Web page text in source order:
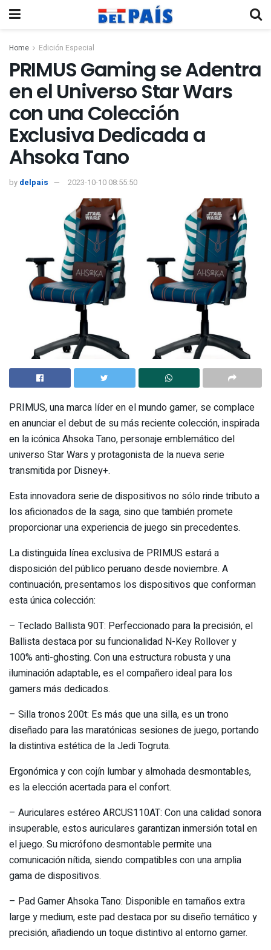
Home Edición Especial
PRIMUS Gaming se Adentra
en el Universo Star Wars
con una Colección
Exclusiva Dedicada a
Ahsoka Tano
by delpais 2023-10-10 08:55:50
PRIMUS, una marca líder en el mundo gamer, se complace
en anunciar el debut de su más reciente colección, inspirada
en la icónica Ahsoka Tano, personaje emblemático del
universo Star Wars y protagonista de la nueva serie
transmitida por Disney+.
Esta innovadora serie de dispositivos no sólo rinde tributo a
los aficionados de la saga, sino que también promete
proporcionar una experiencia de juego sin precedentes.
La distinguida línea exclusiva de PRIMUS estará a
disposición del público peruano desde noviembre. A
continuación, presentamos los dispositivos que conforman
esta única colección:
– Teclado Ballista 90T: Perfeccionado para la precisión, el
Ballista destaca por su funcionalidad N-Key Rollover y
100% anti-ghosting. Con una estructura robusta y una
iluminación adaptable, es el compañero ideal para los
gamers más dedicados.
– Silla tronos 200t: Es más que una silla, es un trono
diseñado para las maratónicas sesiones de juego, portando
la distintiva estética de la Jedi Togruta.
Ergonómica y con cojín lumbar y almohada desmontables,
es la elección acertada para el confort.
– Auriculares estéreo ARCUS110AT: Con una calidad sonora
insuperable, estos auriculares garantizan inmersión total en
el juego. Su micrófono desmontable permite una
comunicación nítida, siendo compatibles con una amplia
gama de dispositivos.
– Pad Gamer Ahsoka Tano: Disponible en tamaños extra
large y medium, este pad destaca por su diseño temático y
precisión, añadiendo un toque distintivo al entorno gamer.